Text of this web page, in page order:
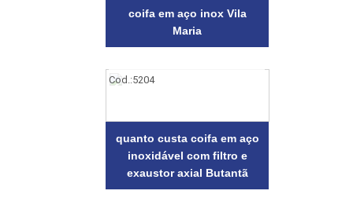
coifa em aço inox Vila
Maria
Cod.:5204
quanto custa coifa em aço
inoxidável com filtro e
exaustor axial Butantã